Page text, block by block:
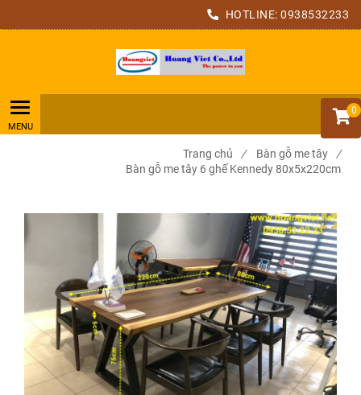
HOTLINE: 0938532233
0
Trang chủ / Bàn gỗ me tây
/
Bàn gỗ me tây 6 ghế Kennedy 80x5x220cm